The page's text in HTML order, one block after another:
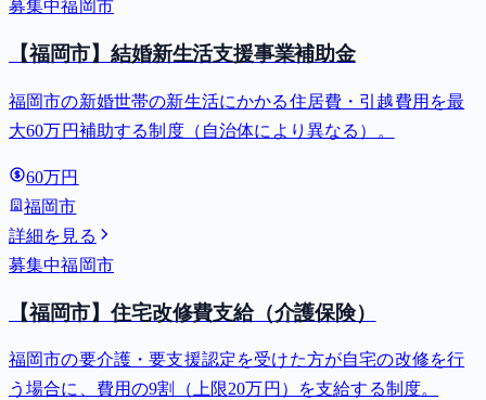
募集中福岡市
【福岡市】結婚新生活支援事業補助金
福岡市の新婚世帯の新生活にかかる住居費・引越費用を最
大60万円補助する制度（自治体により異なる）。
60万円
福岡市
詳細を見る
募集中福岡市
【福岡市】住宅改修費支給（介護保険）
福岡市の要介護・要支援認定を受けた方が自宅の改修を行
う場合に、費用の9割（上限20万円）を支給する制度。